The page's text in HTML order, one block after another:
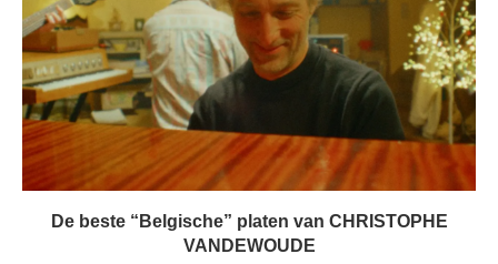
De beste “Belgische” platen van CHRISTOPHE
VANDEWOUDE